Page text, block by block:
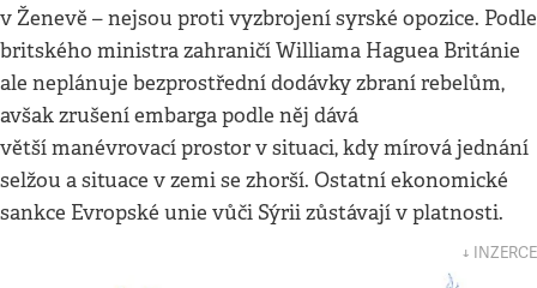
v Ženevě – nejsou proti vyzbrojení syrské opozice. Podle
britského ministra zahraničí Williama Haguea Británie
ale neplánuje bezprostřední dodávky zbraní rebelům,
avšak zrušení embarga podle něj dává
větší manévrovací prostor v situaci, kdy mírová jednání
selžou a situace v zemi se zhorší. Ostatní ekonomické
sankce Evropské unie vůči Sýrii zůstávají v platnosti.
↓ INZERCE